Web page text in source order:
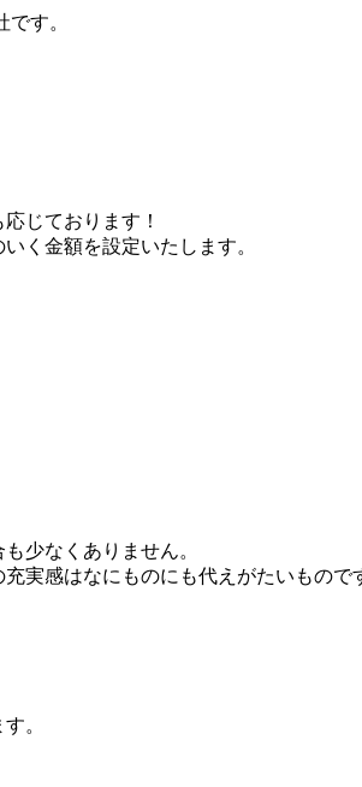
す。
じております！
く金額を設定いたします。
少なくありません。
実感はなにものにも代えがたいもので
。